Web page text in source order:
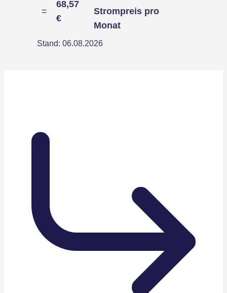
=
68,57
€
Strompreis pro
Monat
Stand: 06.08.2026